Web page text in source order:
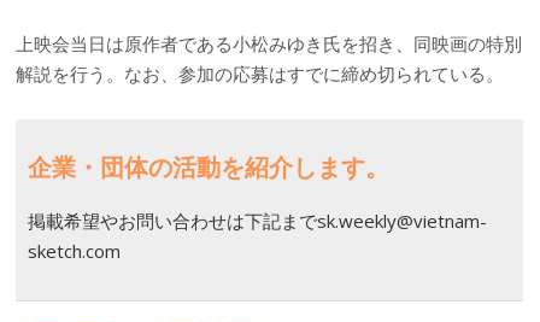
上映会当日は原作者である小松みゆき氏を招き、同映画の特別
解説を行う。なお、参加の応募はすでに締め切られている。
企業・団体の活動を紹介します。
掲載希望やお問い合わせは下記までsk.weekly@vietnam-
sketch.com